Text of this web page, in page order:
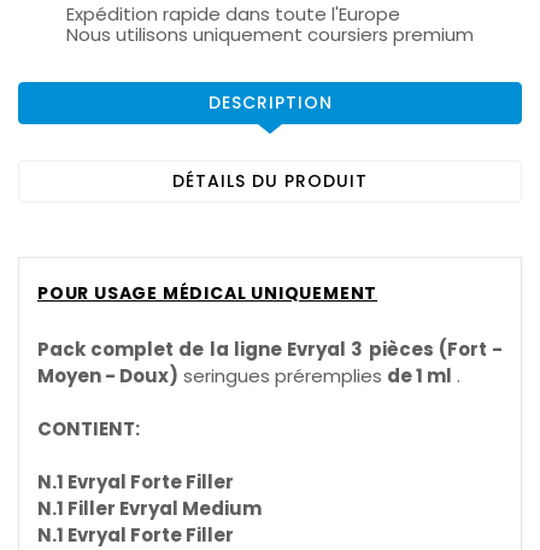
Expédition rapide dans toute l'Europe
Nous utilisons uniquement coursiers premium
DESCRIPTION
DÉTAILS DU PRODUIT
POUR USAGE MÉDICAL UNIQUEMENT
Pack complet de la ligne Evryal 3 pièces (Fort -
Moyen - Doux) seringues préremplies de 1 ml .
CONTIENT:
N.1 Evryal Forte Filler
N.1 Filler Evryal Medium
N.1 Evryal Forte Filler